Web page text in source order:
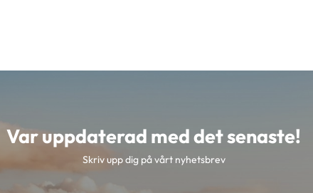
Var uppdaterad med det senaste!
Skriv upp dig på vårt nyhetsbrev